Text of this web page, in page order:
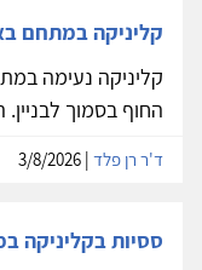
קליניקה במתחם
קליניקה נעימה
החוף בסמוך
ד'ר רן פלד
ססיות בקליניקה